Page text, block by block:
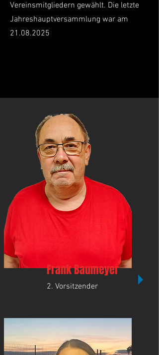
Vereinsmitgliedern gewählt. Die letzte
Jahreshauptversammlung war am
21.08.2025
Frank Baumeyer
2. Vorsitzender